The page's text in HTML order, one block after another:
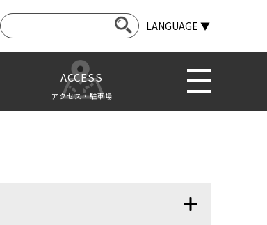
LANGUAGE ▼
ACCESS
アクセス・駐車場